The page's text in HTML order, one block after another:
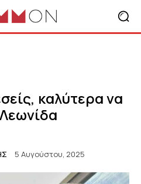
καλύτερα να
5 Αυγούστου, 2025